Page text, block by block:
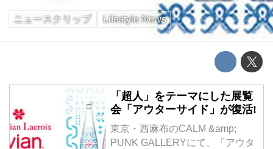
ニュースクリップ Lifestyle News
「超人」をテーマにした展覧
会「アウターサイド」が復活!
東京・西麻布のCALM &amp;
PUNK GALLERYにて、「アウタ